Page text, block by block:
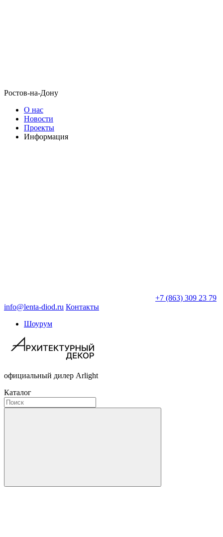
Ростов-на-Дону
О нас
Новости
Проекты
Информация
+7 (863) 309 23 79
info@lenta-diod.ru Контакты
Шоурум
официальный дилер Arlight
Каталог